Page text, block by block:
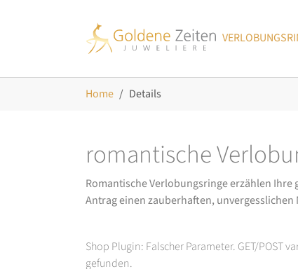
Home Details
romantische
Romantische Verlobungsringe erzählen
Antrag einen zauberhaften,
Shop Plugin: Falscher Parameter. GET/
gefunden.